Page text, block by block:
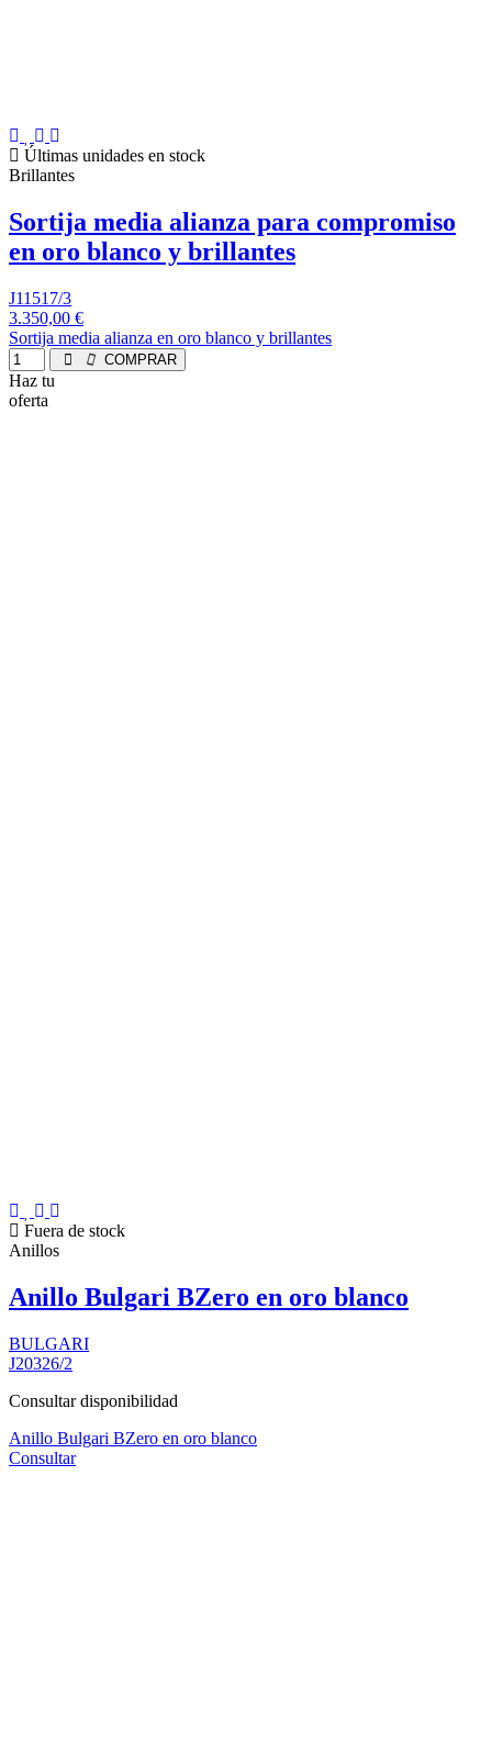
Últimas unidades en stock
Brillantes
Sortija media alianza para compromiso
en oro blanco y brillantes
J11517/3
3.350,00 €
Sortija media alianza en oro blanco y brillantes
COMPRAR
Haz tu
oferta
Fuera de stock
Anillos
Anillo Bulgari BZero en oro blanco
BULGARI
J20326/2
Consultar disponibilidad
Anillo Bulgari BZero en oro blanco
Consultar